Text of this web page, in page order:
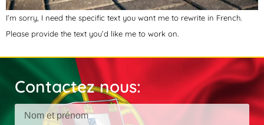
I’m sorry, I need the specific text you want me to rewrite in French.
Please provide the text you’d like me to work on.
Contactez nous: